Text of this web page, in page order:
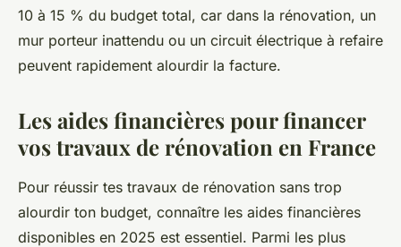
10 à 15 % du budget total, car dans la rénovation, un
mur porteur inattendu ou un circuit électrique à refaire
peuvent rapidement alourdir la facture.
Les aides financières pour financer
vos travaux de rénovation en France
Pour réussir tes travaux de rénovation sans trop
alourdir ton budget, connaître les aides financières
disponibles en 2025 est essentiel. Parmi les plus